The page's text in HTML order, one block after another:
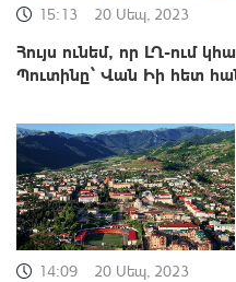
15:13 20 Սեպ, 2023
Հույս ունեմ, որ ԼՂ-ում
Պուտինը՝ Վան Իի հետ
14:09 20 Սեպ, 2023